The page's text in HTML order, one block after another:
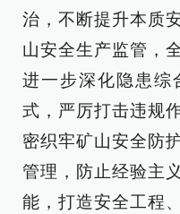
治，不断提升本质
山安全生产监管，
进一步深化隐患综
式，严厉打击违规
密织牢矿山安全防
管理，防止经验主
能，打造安全工程